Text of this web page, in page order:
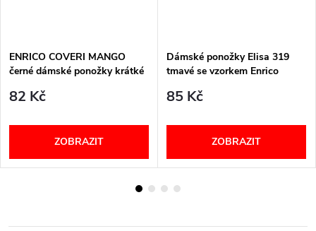
ENRICO COVERI MANGO
černé dámské ponožky krátké
82 Kč
ZOBRAZIT
Dámské ponožky Elisa 319
tmavé se vzorkem Enrico
85 Kč
ZOBRAZIT